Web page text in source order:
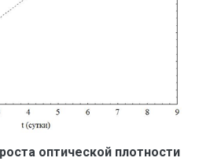
оптической плотности